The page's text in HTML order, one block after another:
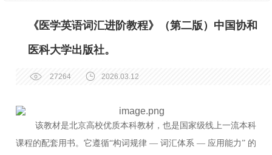
《医学英语词汇进阶教程》（第二版）中国协和
医科大学出版社。
27264 2026.03.12
该教材是北京高校优质本科教材，也是国家级线上一流本科
课程的配套用书。它遵循“构词规律 — 词汇体系 — 应用能力” 的